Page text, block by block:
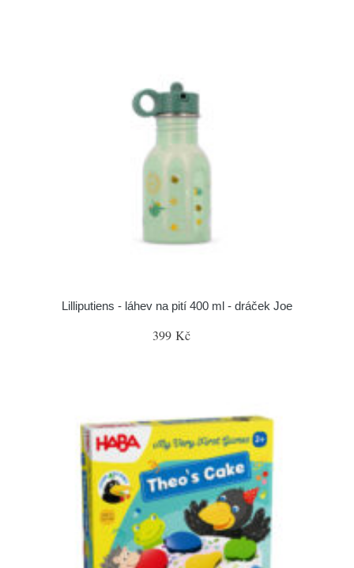
Lilliputiens - láhev na pití 400 ml - dráček Joe
399 Kč